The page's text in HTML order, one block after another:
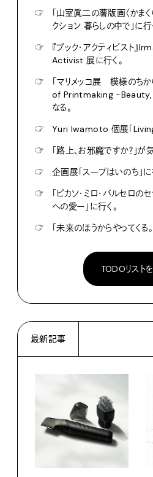
☞
「山室眞二の薯版画〈かま
クション 暮らしの中で」に行
☞
『ブック・アクティビスト
Activist 展に行く。
☞
「マリメッコ展 模様の
of Printmaking -Beauty,
なる。
☞
Yuri Iwamoto 個展「Living
☞
「路上、お邪魔ですか？」が
☞
企画展「スープはいのち」に
☞
「ピカソ・ミロ・バルセロの
への愛ー」に行く。
☞
「未来のほうからやってくる。
TODOリストを
最新記事